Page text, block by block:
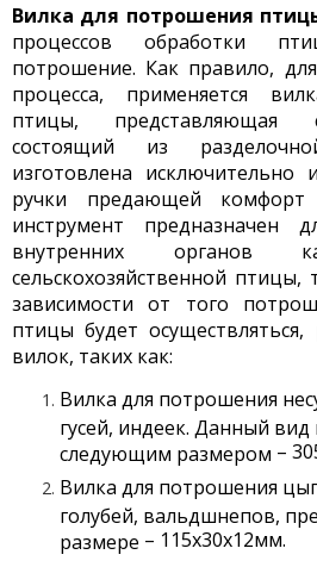
Вилка для потрошения
процессов обработки
потрошение. Как правило,
процесса, применяется
птицы, представляющая
состоящий из
изготовлена
ручки предающей
инструмент предназначен
внутренних
сельскохозяйственной
зависимости от того
птицы будет
вилок, таких как:
Вилка для потрошения
гусей, индеек. Данный вид
следующим размером –
Вилка для потрошения
голубей, вальдшнепов,
размере – 115х30х12мм.